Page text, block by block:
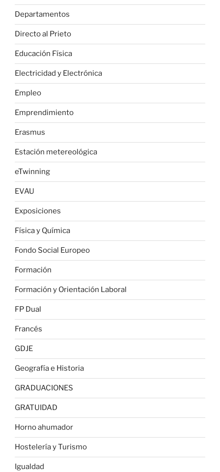
Departamentos
Directo al Prieto
Educación Física
Electricidad y Electrónica
Empleo
Emprendimiento
Erasmus
Estación metereológica
eTwinning
EVAU
Exposiciones
Física y Química
Fondo Social Europeo
Formación
Formación y Orientación Laboral
FP Dual
Francés
GDJE
Geografía e Historia
GRADUACIONES
GRATUIDAD
Horno ahumador
Hostelería y Turismo
Igualdad